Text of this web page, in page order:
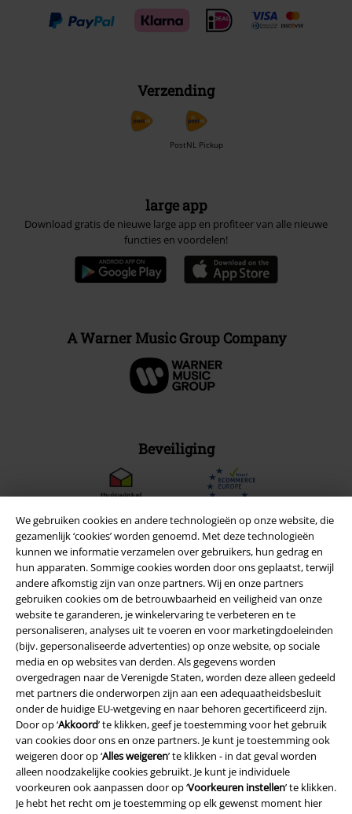
We gebruiken cookies en andere technologieën op onze website, die
gezamenlijk ‘cookies’ worden genoemd. Met deze technologieën
kunnen we informatie verzamelen over gebruikers, hun gedrag en
hun apparaten. Sommige cookies worden door ons geplaatst, terwijl
andere afkomstig zijn van onze partners. Wij en onze partners
gebruiken cookies om de betrouwbaarheid en veiligheid van onze
website te garanderen, je winkelervaring te verbeteren en te
personaliseren, analyses uit te voeren en voor marketingdoeleinden
(bijv. gepersonaliseerde advertenties) op onze website, op sociale
media en op websites van derden. Als gegevens worden
overgedragen naar de Verenigde Staten, worden deze alleen gedeeld
met partners die onderworpen zijn aan een adequaatheidsbesluit
onder de huidige EU-wetgeving en naar behoren gecertificeerd zijn.
Door op ‘Akkoord’ te klikken, geef je toestemming voor het gebruik
van cookies door ons en onze partners. Je kunt je toestemming ook
weigeren door op ‘Alles weigeren’ te klikken - in dat geval worden
alleen noodzakelijke cookies gebruikt. Je kunt je individuele
voorkeuren ook aanpassen door op ‘Voorkeuren instellen’ te klikken.
Je hebt het recht om je toestemming op elk gewenst moment hier
Verzending
PostNL Pickup
large app
Download gratis de nieuwe large app en profiteer van alle nieuwe
functies en voordelen!
A Warner Music Group Company
Beveiliging
Legal
Algemene Voorwaarden
Bedrijfsgegevens
Privacyverklaring